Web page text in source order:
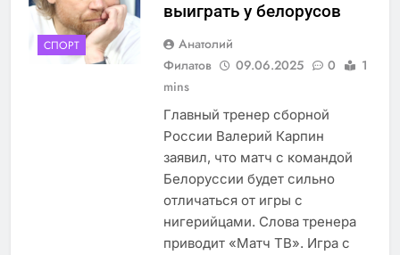
СПОРТ
выиграть у белорусов
Анатолий
Филатов
09.06.2025 0
1
mins
Главный тренер сборной
России Валерий Карпин
заявил, что матч с командой
Белоруссии будет сильно
отличаться от игры с
нигерийцами. Слова тренера
приводит «Матч ТВ». Игра с